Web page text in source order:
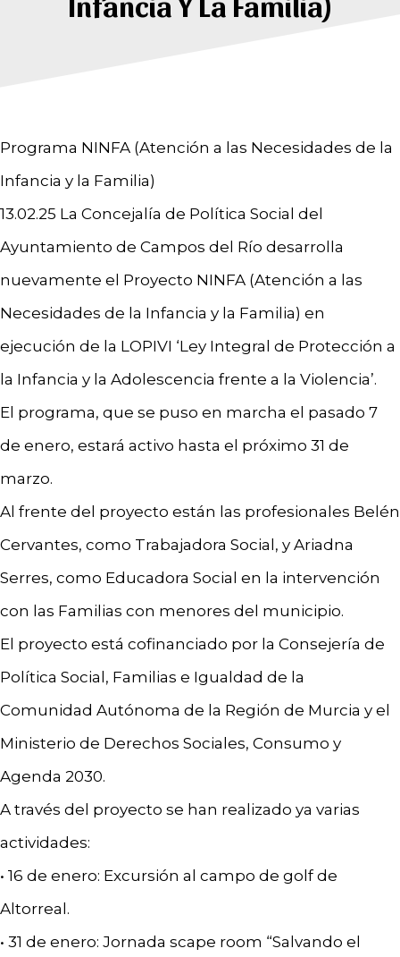
Programa NINFA (Atención a las Necesidades de la
Infancia y la Familia)
13.02.25 La Concejalía de Política Social del
Ayuntamiento de Campos del Río desarrolla
nuevamente el Proyecto NINFA (Atención a las
Necesidades de la Infancia y la Familia) en
ejecución de la LOPIVI ‘Ley Integral de Protección a
la Infancia y la Adolescencia frente a la Violencia’.
El programa, que se puso en marcha el pasado 7
de enero, estará activo hasta el próximo 31 de
marzo.
Al frente del proyecto están las profesionales Belén
Cervantes, como Trabajadora Social, y Ariadna
Serres, como Educadora Social en la intervención
con las Familias con menores del municipio.
El proyecto está cofinanciado por la Consejería de
Política Social, Familias e Igualdad de la
Comunidad Autónoma de la Región de Murcia y el
Ministerio de Derechos Sociales, Consumo y
Agenda 2030.
A través del proyecto se han realizado ya varias
actividades:
• 16 de enero: Excursión al campo de golf de
Altorreal.
• 31 de enero: Jornada scape room “Salvando el